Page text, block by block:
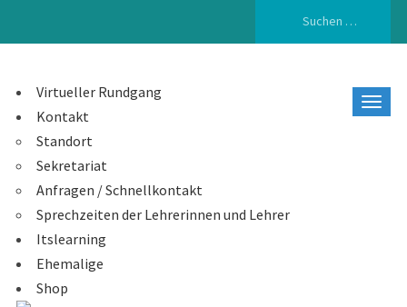
Virtueller Rundgang
Kontakt
Standort
Sekretariat
Anfragen / Schnellkontakt
Sprechzeiten der Lehrerinnen und Lehrer
Itslearning
Ehemalige
Shop